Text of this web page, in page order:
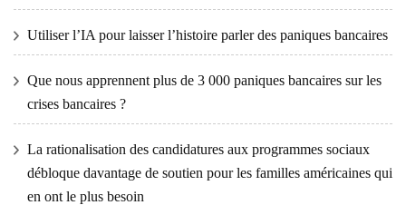
Utiliser l’IA pour laisser l’histoire parler des paniques bancaires
Que nous apprennent plus de 3 000 paniques bancaires sur les
crises bancaires ?
La rationalisation des candidatures aux programmes sociaux
débloque davantage de soutien pour les familles américaines qui
en ont le plus besoin